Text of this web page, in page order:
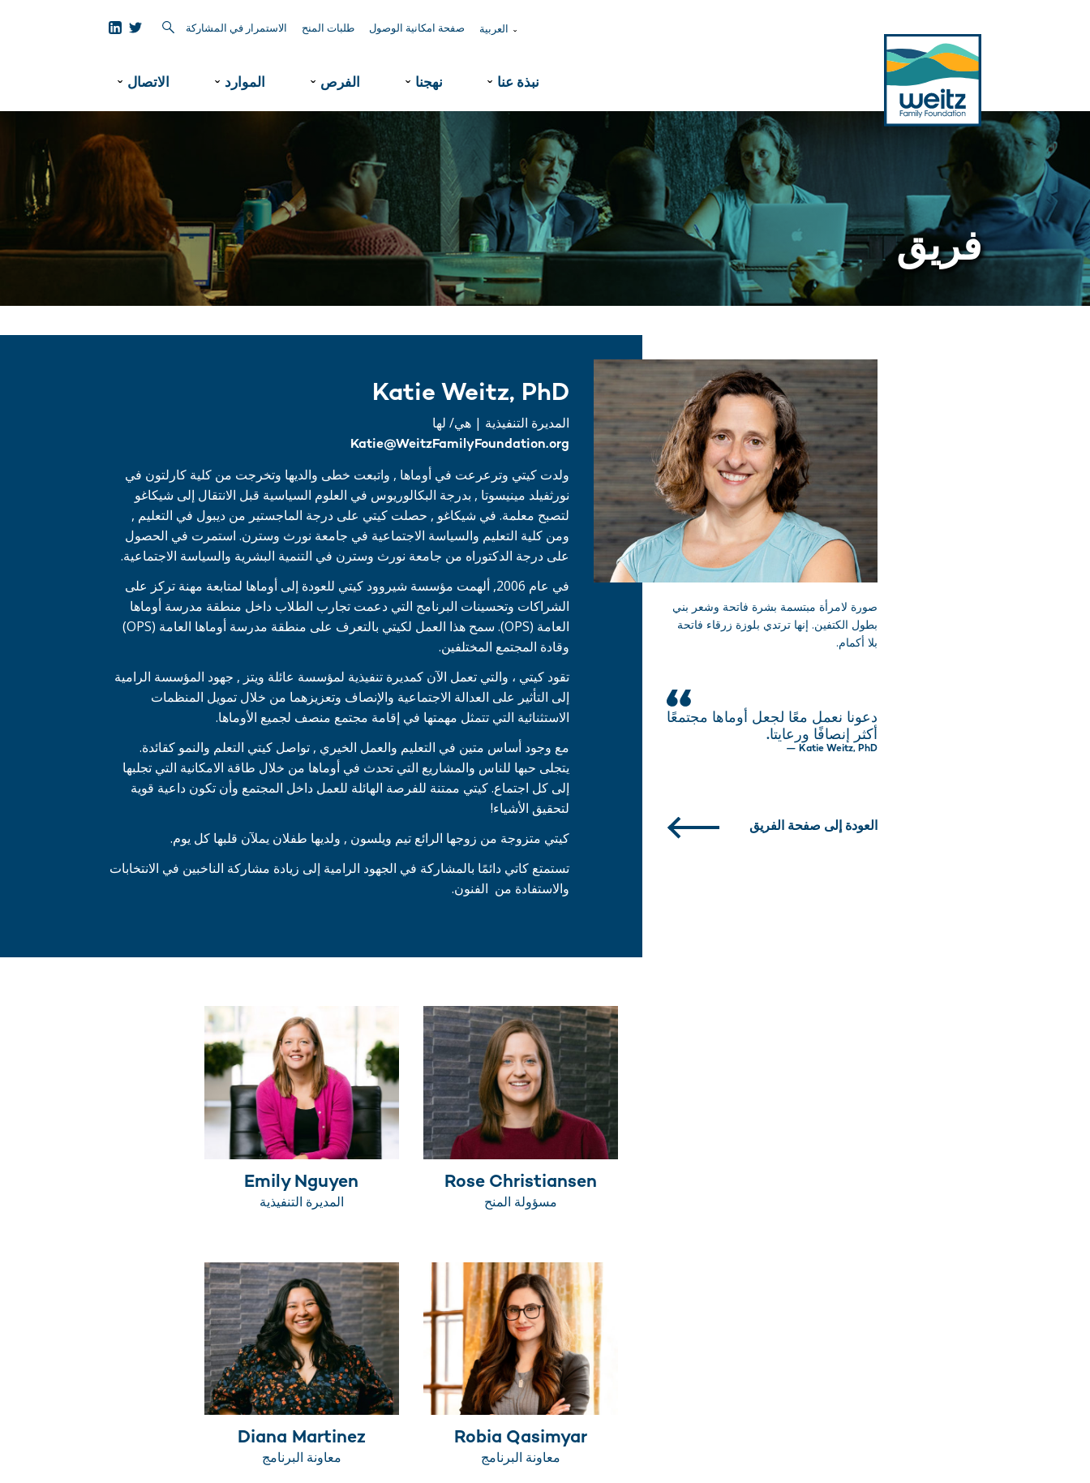
العربية ˇ صفحة امكانية الوصول طلبات المنح الاستمرار في المشاركة
نبذة عنا ˇ نهجنا ˇ الفرص ˇ الموارد ˇ الاتصال ˇ
فريق
Katie Weitz, PhD
المديرة التنفيذية | هي/ لها
Katie@WeitzFamilyFoundation.org
ولدت كيتي وترعرعت في أوماها , واتبعت خطى والديها وتخرجت من كلية كارلتون في
نورثفيلد مينيسوتا , بدرجة البكالوريوس في العلوم السياسية قبل الانتقال إلى شيكاغو
لتصبح معلمة. في شيكاغو , حصلت كيتي على درجة الماجستير من ديبول في التعليم ,
ومن كلية التعليم والسياسة الاجتماعية في جامعة نورث وسترن. استمرت في الحصول
على درجة الدكتوراه من جامعة نورث وسترن في التنمية البشرية والسياسة الاجتماعية.
في عام 2006, ألهمت مؤسسة شيروود كيتي للعودة إلى أوماها لمتابعة مهنة تركز على
الشراكات وتحسينات البرنامج التي دعمت تجارب الطلاب داخل منطقة مدرسة أوماها
العامة (OPS). سمح هذا العمل لكيتي بالتعرف على منطقة مدرسة أوماها العامة (OPS
)
وقادة المجتمع المختلفين.
تقود كيتي ، والتي تعمل الآن كمديرة تنفيذية لمؤسسة عائلة ويتز , جهود المؤسسة الرامية
إلى التأثير على العدالة الاجتماعية والإنصاف وتعزيزهما من خلال تمويل المنظمات
الاستثنائية التي تتمثل مهمتها في إقامة مجتمع منصف لجميع الأوماها.
مع وجود أساس متين في التعليم والعمل الخيري , تواصل كيتي التعلم والنمو كقائدة.
يتجلى حبها للناس والمشاريع التي تحدث في أوماها من خلال طاقة الامكانية التي تجلبها
إلى كل اجتماع. كيتي ممتنة للفرصة الهائلة للعمل داخل المجتمع وأن تكون داعية قوية
لتحقيق الأشياء!
كيتي متزوجة من زوجها الرائع تيم ويلسون , ولديها طفلان يملآن قلبها كل يوم.
تستمتع كاتي دائمًا بالمشاركة في الجهود الرامية إلى زيادة مشاركة الناخبين في الانتخابات
والاستفادة من الفنون.
Emily Nguyen
المديرة التنفيذية
Rose Christiansen
مسؤولة المنح
Diana Martinez
معاونة البرنامج
Robia Qasimyar
معاونة البرنامج
صورة لامرأة مبتسمة بشرة فاتحة وشعر بني
بطول الكتفين. إنها ترتدي بلوزة زرقاء فاتحة
بلا أكمام.
دعونا نعمل معًا لجعل أوماها مجتمعًا
أكثر إنصافًا ورعايتا.
— Katie Weitz, PhD
العودة إلى صفحة الفريق